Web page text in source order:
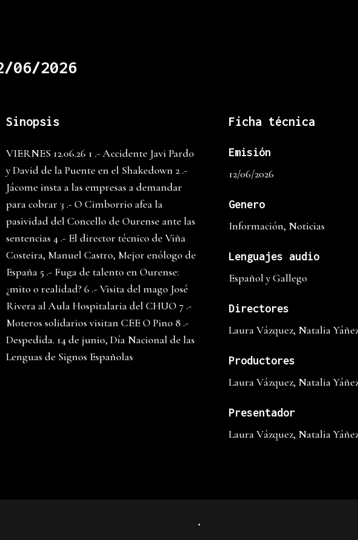
06/2026
Sinopsis
VIERNES 12.06.26 1 .- Accidente Javi Pardo
y David de la Puente en el Shakedown 2 .-
Jácome insta a las empresas a demandar
para cobrar 3 .- O Cimborrio afea la
pasividad del Concello de Ourense ante las
sentencias 4 .- El director técnico de Viña
Costeira, Manuel Castro, Mejor enólogo de
España 5 .- Fuga de talento en Ourense:
¿mito o realidad? 6 .- Visita del mago José
Rivera al Aula Hospitalaria del CHUO 7 .-
Moteros solidarios visitan CEE O Pino 8 .-
Despedida. 14 de junio, Día Nacional de las
Lenguas de Signos Españolas
Ficha técnica
Emisión
12/06/2026
Genero
Información, Noticias
Lenguajes audio
Español y Gallego
Directores
Laura Vázquez, Natalia
Productores
Laura Vázquez, Natalia
Presentador
Laura Vázquez, Natalia
.